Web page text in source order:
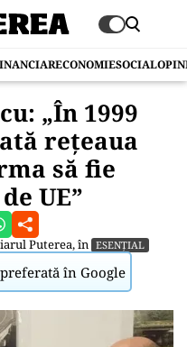
ECONOMIESOCIAL
„În 1999
rețeaua
să fie
UE”
Puterea, în ESENȚIAL
în Google